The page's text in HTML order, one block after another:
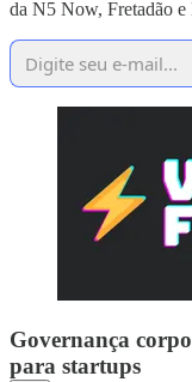
da N5 Now, Fretadão e
Governança
para startups